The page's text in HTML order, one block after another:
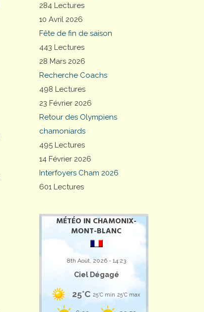
284 Lectures
10 Avril 2026
Fête de fin de saison
443 Lectures
28 Mars 2026
Recherche Coachs
498 Lectures
23 Février 2026
Retour des Olympiens
chamoniards
495 Lectures
14 Février 2026
Interfoyers Cham 2026
601 Lectures
MÉTÉO IN CHAMONIX-
MONT-BLANC
8th Août, 2026 - 14:23
Ciel Dégagé
25°C 25°C min 25°C max